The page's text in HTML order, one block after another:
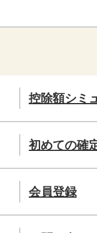
控除額シミ
初めての確
会員登録